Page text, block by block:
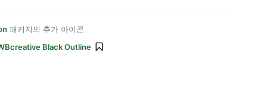
패키지의 추가 아이콘
Black Outline